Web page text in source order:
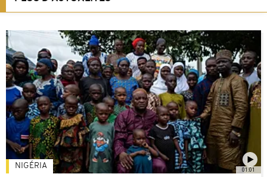
01:01
NIGÉRIA